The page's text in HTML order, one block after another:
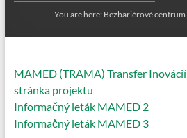
You are here: Bezbariérové centrum
MAMED (TRAMA) Transfer Inovácií
stránka projektu
Informačný leták MAMED 2
Informačný leták MAMED 3